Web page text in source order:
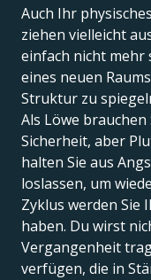
Auch Ihr
ziehen vielleicht
einfach nicht mehr
eines neuen
Struktur zu
Als Löwe brauchen
Sicherheit, aber
halten Sie aus
loslassen, um
Zyklus werden Sie
haben. Du wirst
Vergangenheit
verfügen, die in